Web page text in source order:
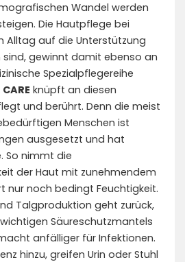
Wandel werden
Die Hautpflege bei
Alltag auf die Unterstützung
sind, gewinnt damit ebenso an
Spezialpflegereihe
knüpft an diesen
und berührt. Denn die meist
Menschen ist
ausgesetzt und hat
So nimmt die
der Haut mit zunehmendem
nur noch bedingt Feuchtigkeit.
Talgproduktion geht zurück,
Säureschutzmantels
anfälliger für Infektionen.
hinzu, greifen Urin oder Stuhl